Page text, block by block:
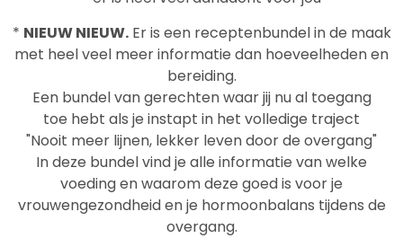
* NIEUW NIEUW.Er is een receptenbundel in de maak
met heel veel meer informatie dan hoeveelheden en
bereiding.
Een bundel van gerechten waar jij nu al toegang
toe hebt als je instapt in het volledige traject
"Nooit meer lijnen, lekker leven door de overgang"
In deze bundel vind je alle informatie van welke
voeding en waarom deze goed is voor je
vrouwengezondheid en je hormoonbalans tijdens de
overgang.